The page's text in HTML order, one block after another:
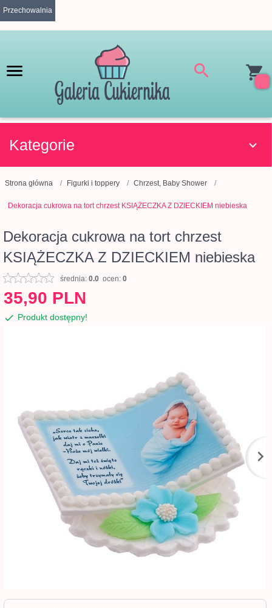
Przechowalnia
Kategorie
Strona główna Figurki i toppery Chrzest, Baby Shower
Dekoracja cukrowa na tort chrzest KSIĄŻECZKA Z DZIECKIEM niebieska
Dekoracja cukrowa na tort chrzest
KSIĄŻECZKA Z DZIECKIEM niebieska
średnia: 0.0 ocen: 0
35,90 PLN
Produkt dostępny!